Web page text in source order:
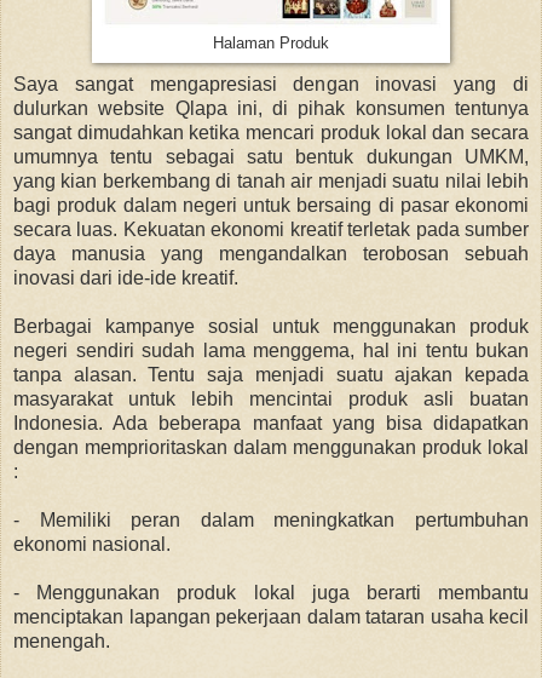
Halaman Produk
Saya sangat mengapresiasi dengan inovasi yang di
dulurkan website Qlapa ini, di pihak konsumen tentunya
sangat dimudahkan ketika mencari produk lokal dan secara
umumnya tentu sebagai satu bentuk dukungan UMKM,
yang kian berkembang di tanah air menjadi suatu nilai lebih
bagi produk dalam negeri untuk bersaing di pasar ekonomi
secara luas. Kekuatan ekonomi kreatif terletak pada sumber
daya manusia yang mengandalkan terobosan sebuah
inovasi dari ide-ide kreatif.
Berbagai kampanye sosial untuk menggunakan produk
negeri sendiri sudah lama menggema, hal ini tentu bukan
tanpa alasan. Tentu saja menjadi suatu ajakan kepada
masyarakat untuk lebih mencintai produk asli buatan
Indonesia. Ada beberapa manfaat yang bisa didapatkan
dengan memprioritaskan dalam menggunakan produk lokal
:
- Memiliki peran dalam meningkatkan pertumbuhan
ekonomi nasional.
- Menggunakan produk lokal juga berarti membantu
menciptakan lapangan pekerjaan dalam tataran usaha kecil
menengah.